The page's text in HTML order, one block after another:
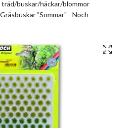
träd/buskar/häckar/blommor
"Sommar" - Noch